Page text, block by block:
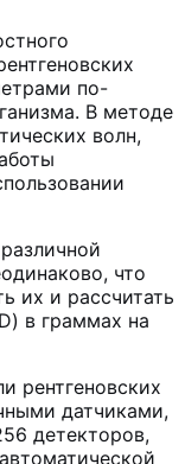
по-
В методе
волн,
что
их и рассчитать
в граммах на
рентгеновских
датчиками,
детекторов,